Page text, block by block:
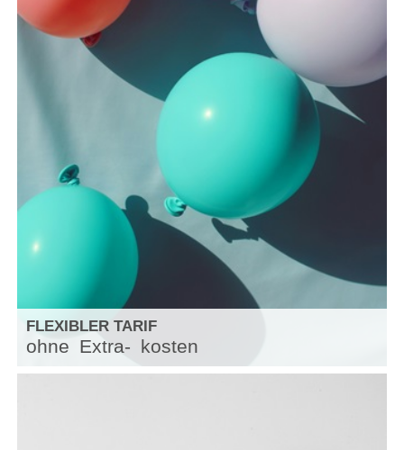
FLEXIBLER TARIF
ohne Extra- kosten